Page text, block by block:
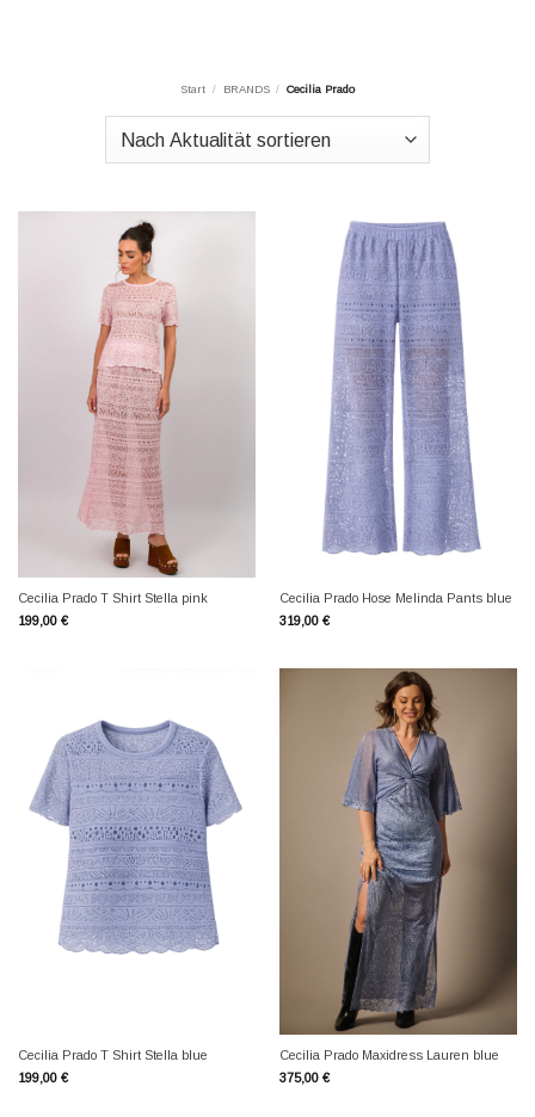
Start / BRANDS / Cecilia Prado
Cecilia Prado T Shirt Stella pink
199,00 €
Cecilia Prado Hose Melinda Pants blue
319,00 €
Cecilia Prado T Shirt Stella blue
199,00 €
Cecilia Prado Maxidress Lauren blue
375,00 €